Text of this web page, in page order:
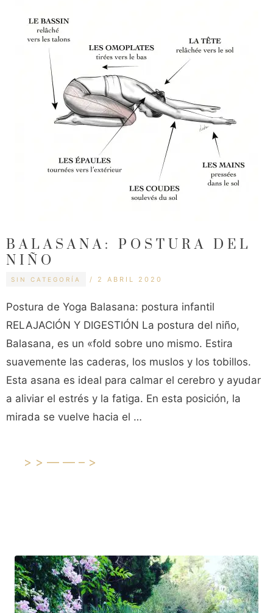
BALASANA: POSTURA DEL
NIÑO
SIN CATEGORÍA
2 ABRIL 2020
Postura de Yoga Balasana: postura infantil
RELAJACIÓN Y DIGESTIÓN La postura del niño,
Balasana, es un «fold sobre uno mismo. Estira
suavemente las caderas, los muslos y los tobillos.
Esta asana es ideal para calmar el cerebro y ayudar
a aliviar el estrés y la fatiga. En esta posición, la
mirada se vuelve hacia el …
>>——–>